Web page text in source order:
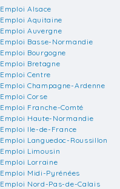
Emploi Alsace
Emploi Aquitaine
Emploi Auvergne
Emploi Basse-Normandie
Emploi Bourgogne
Emploi Bretagne
Emploi Centre
Emploi Champagne-Ardenne
Emploi Corse
Emploi Franche-Comté
Emploi Haute-Normandie
Emploi Ile-de-France
Emploi Languedoc-Roussillon
Emploi Limousin
Emploi Lorraine
Emploi Midi-Pyrénées
Emploi Nord-Pas-de-Calais